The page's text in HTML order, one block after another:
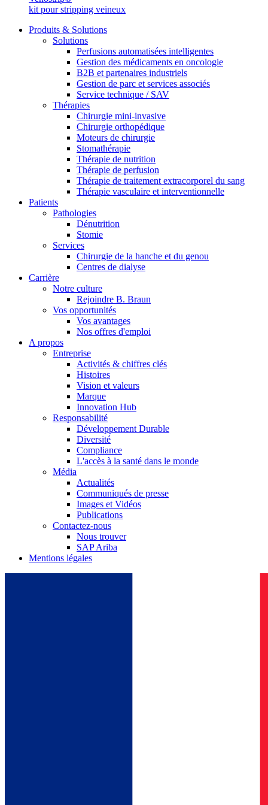
Trouvez le produit que vous recherchez. Visitez le catalogue
Pôle d’innovation
Stimulons ensemble l’innovation dans la technologie
kit pour stripping veineux
Produits & Solutions
Solutions
Perfusions automatisées intelligentes
Gestion des médicaments en oncologie
B2B et partenaires industriels
Gestion de parc et services associés
Service technique / SAV
Thérapies
Chirurgie mini-invasive
Chirurgie orthopédique
Moteurs de chirurgie
Stomathérapie
Thérapie de nutrition
Thérapie de perfusion
Thérapie de traitement extracorporel du sang
Thérapie vasculaire et interventionnelle
Patients
Pathologies
Dénutrition
Stomie
Services
Chirurgie de la hanche et du genou
Centres de dialyse
Carrière
Notre culture
Rejoindre B. Braun
Vos opportunités
Vos avantages
Nos offres d'emploi
A propos
Entreprise
Activités & chiffres clés
Histoires
Vision et valeurs
Marque
Innovation Hub
Responsabilité
Développement Durable
Diversité
Compliance
L'accès à la santé dans le monde
Média
Actualités
Communiqués de presse
Images et Vidéos
Publications
Contactez-nous
Nous trouver
SAP Ariba
Mentions légales